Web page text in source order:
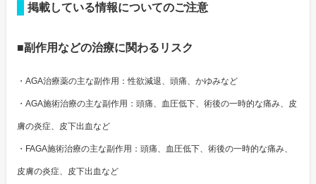
掲載している情報についてのご注意
■副作用などの治療に関わるリスク
・AGA治療薬の主な副作用：性欲減退、頭痛、かゆみなど
・AGA施術治療の主な副作用：頭痛、血圧低下、術後の一時的な痛み、皮
膚の炎症、皮下出血など
・FAGA施術治療の主な副作用：頭痛、血圧低下、術後の一時的な痛み、
皮膚の炎症、皮下出血など